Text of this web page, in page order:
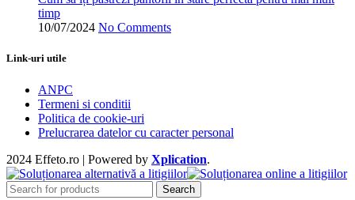
timp
10/07/2024 No Comments
Link-uri utile
ANPC
Termeni si conditii
Politica de cookie-uri
Prelucrarea datelor cu caracter personal
2024 Effeto.ro | Powered by Xplication.
Search